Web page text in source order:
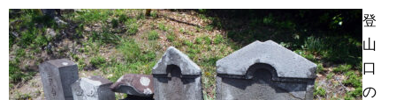
登
山
口
の